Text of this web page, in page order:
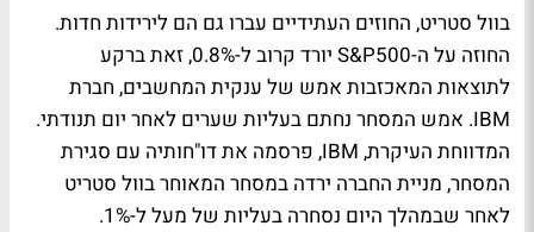
בוול סטריט, החוזים העתידיים עברו גם הם לירידות חדות.
החוזה על ה-S&P500 יורד קרוב ל-0.8%, זאת ברקע
לתוצאות המאכזבות אמש של ענקית המחשבים, חברת
IBM. אמש המסחר נחתם בעליות שערים לאחר יום תנודתי.
המדווחת העיקרת, IBM, פרסמה את דו"חותיה עם סגירת
המסחר, מניית החברה ירדה במסחר המאוחר בוול סטריט
לאחר שבמהלך היום נסחרה בעליות של מעל ל-1%.